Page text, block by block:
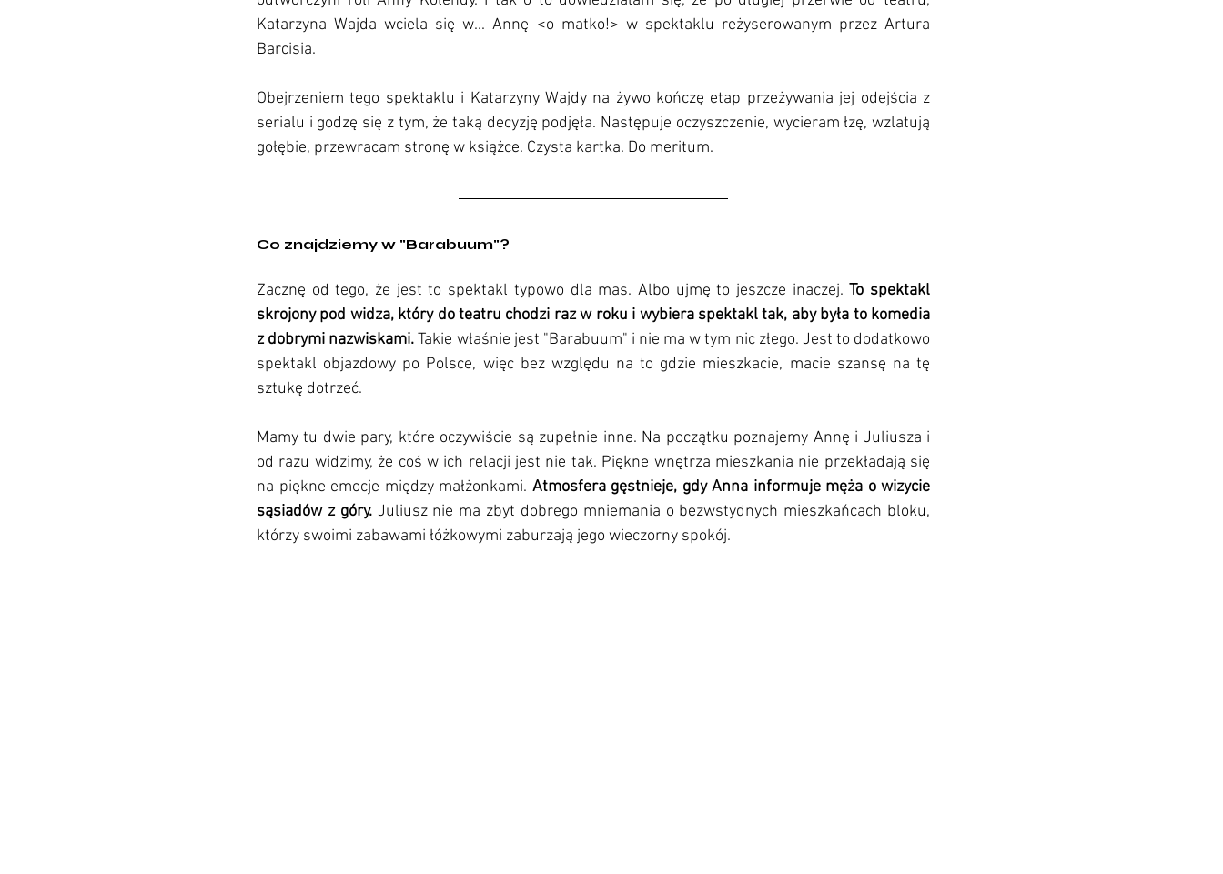
Katarzyna Wajda wciela się w... Annę <o matko!> w spektaklu reżyserowanym przez Artura
Barcisia.
Obejrzeniem tego spektaklu i Katarzyny Wajdy na żywo kończę etap przeżywania jej odejścia z
serialu i godzę się z tym, że taką decyzję podjęła. Następuje oczyszczenie, wycieram łzę, wzlatują
gołębie, przewracam stronę w książce. Czysta kartka. Do meritum.
Co znajdziemy w "Barabuum"?
Zacznę od tego, że jest to spektakl typowo dla mas. Albo ujmę to jeszcze inaczej. To spektakl
skrojony pod widza, który do teatru chodzi raz w roku i wybiera spektakl tak, aby była to komedia
z dobrymi nazwiskami. Takie właśnie jest "Barabuum" i nie ma w tym nic złego. Jest to dodatkowo
spektakl objazdowy po Polsce, więc bez względu na to gdzie mieszkacie, macie szansę na tę
sztukę dotrzeć.
Mamy tu dwie pary, które oczywiście są zupełnie inne. Na początku poznajemy Annę i Juliusza i
od razu widzimy, że coś w ich relacji jest nie tak. Piękne wnętrza mieszkania nie przekładają się
na piękne emocje między małżonkami. Atmosfera gęstnieje, gdy Anna informuje męża o wizycie
sąsiadów z góry. Juliusz nie ma zbyt dobrego mniemania o bezwstydnych mieszkańcach bloku,
którzy swoimi zabawami łóżkowymi zaburzają jego wieczorny spokój.